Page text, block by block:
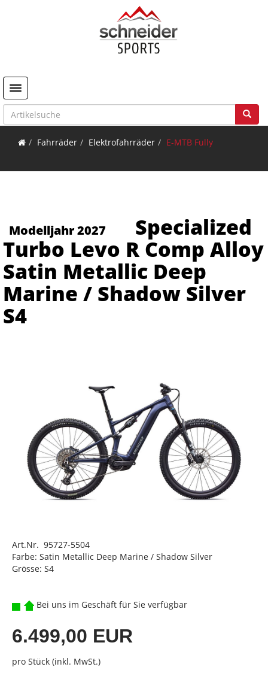
Toggle navigation
Fahrräder Elektrofahrräder E-MTB Fully
Modelljahr 2027
Specialized
Turbo Levo R Comp Alloy
Satin Metallic Deep
Marine / Shadow Silver
S4
Art.Nr. 95727-5504
Farbe: Satin Metallic Deep Marine / Shadow Silver
Grösse: S4
Bei uns im Geschäft für Sie verfügbar
6.499,00 EUR
pro Stück (inkl. MwSt.)